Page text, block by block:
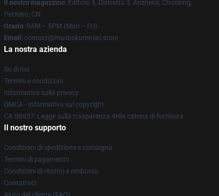
Il nostro magazzino: Edificio 3, Distretto 3, Anzhenli, Chuxiong,
Pechino, CN
Orario: 9AM – 5PM (Mon – Fri)
Email : contact@mushokutensei.store
La nostra azienda
Su di noi
Termini e condizioni
Informativa sulla privacy
DMCA - Informativa sul copyright
CA SB657: Legge sulla trasparenza della catena di fornitura
Il nostro supporto
Condizioni di spedizione e consegna
Termini di pagamento
Condizioni di ritorno e rimborso
Contattaci